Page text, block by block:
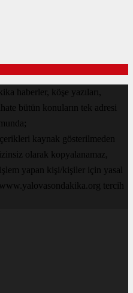
haberler, köşe yazıları,
bütün konuların tek adresi
kaynak gösterilmeden
olarak kopyalanamaz,
yapan kişi/kişiler için yasal
tercih